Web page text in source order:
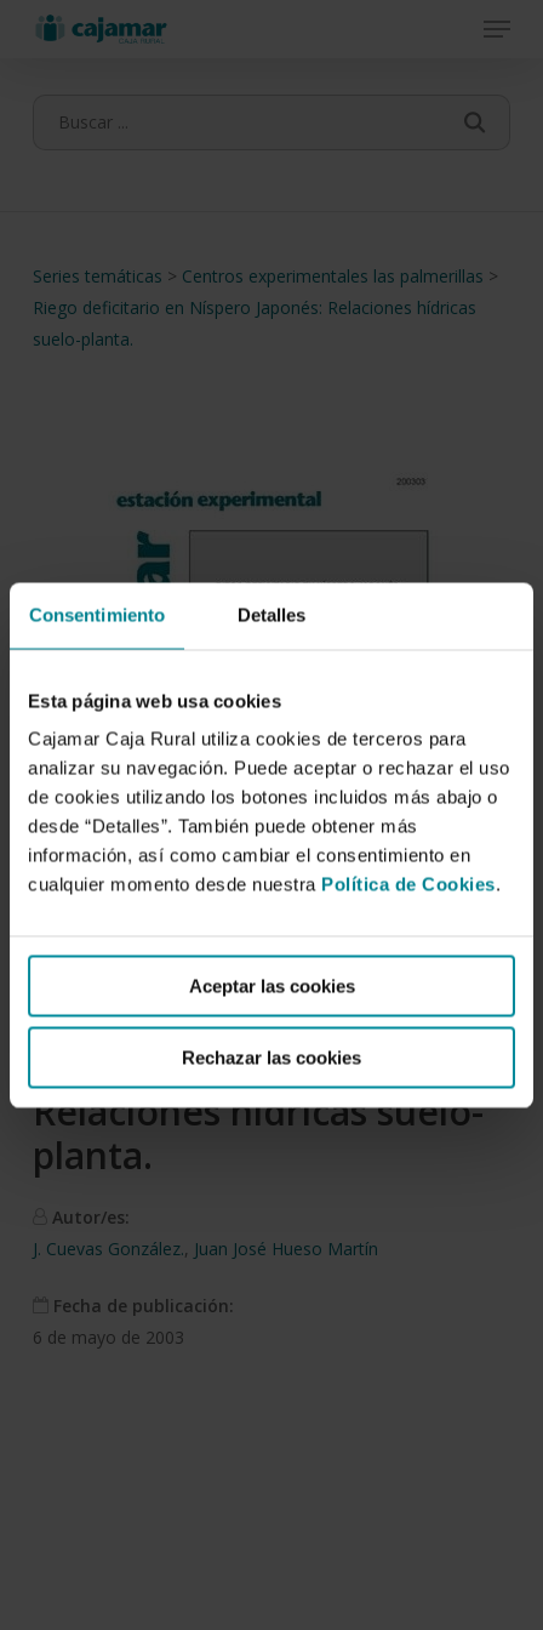
Consentimiento Detalles
Esta página web usa cookies
Cajamar Caja Rural utiliza cookies de terceros para
analizar su navegación. Puede aceptar o rechazar el uso
de cookies utilizando los botones incluidos más abajo o
desde “Detalles”. También puede obtener más
información, así como cambiar el consentimiento en
cualquier momento desde nuestra Política de Cookies.
Aceptar las cookies
Rechazar las cookies
Menu
Series temáticas > Centros experimentales las palmerillas >
Riego deficitario en Níspero Japonés: Relaciones hídricas
suelo-planta.
Riego deficitario en
Níspero Japonés:
Relaciones hídricas suelo-
planta.
Autor/es:
J. Cuevas González., Juan José Hueso Martín
Fecha de publicación:
6 de mayo de 2003